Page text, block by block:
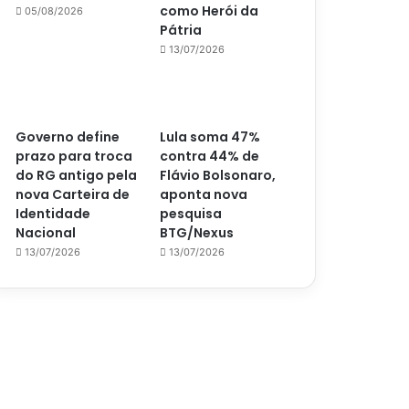
05/08/2026
como Herói da
Pátria
13/07/2026
Governo define
prazo para troca
do RG antigo pela
nova Carteira de
Identidade
Nacional
13/07/2026
Lula soma 47%
contra 44% de
Flávio Bolsonaro,
aponta nova
pesquisa
BTG/Nexus
13/07/2026